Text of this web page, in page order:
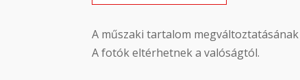
A műszaki tartalom
A fotók eltérhetnek a valóságtól.